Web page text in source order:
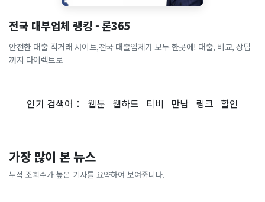
전국 대부업체 랭킹 - 론365
안전한 대출 직거래 사이트,전국 대출업체가 모두 한곳에! 대출, 비교, 상담
까지 다이렉트로
인기 검색어： 웹툰 웹하드 티비 만남 링크 할인
가장 많이 본 뉴스
누적 조회수가 높은 기사를 요약하여 보여줍니다.